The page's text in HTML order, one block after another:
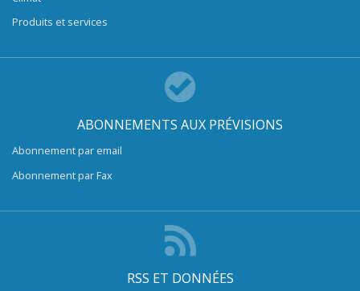
Produits et services
ABONNEMENTS AUX PRÉVISIONS
Abonnement par email
Abonnement par Fax
RSS ET DONNÉES